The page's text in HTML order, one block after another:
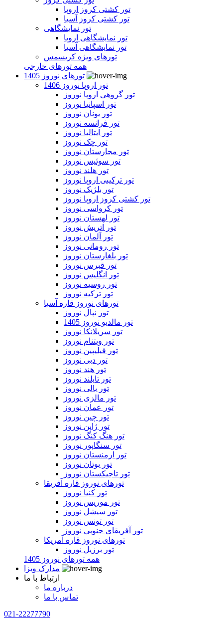
تور کشتی کروز اروپا
تور کشتی کروز آسیا
تور نمایشگاهی
تور نمایشگاهی اروپا
تور نمایشگاهی آسیا
تورهای ویژه کریسمس
همه تورهای خارجی
تورهای نوروز 1405
تور اروپا نوروز 1406
تور گروهی اروپا نوروز
تور اسپانیا نوروز
تور یونان نوروز
تور فرانسه نوروز
تور ایتالیا نوروز
تور چک نوروز
تور مجارستان نوروز
تور سوئیس نوروز
تور هلند نوروز
تور ترکیبی اروپا نوروز
تور بلژیک نوروز
تور کشتی کروز اروپا نوروز
تور کرواسی نوروز
تور لهستان نوروز
تور اتریش نوروز
تور آلمان نوروز
تور رومانی نوروز
تور بلغارستان نوروز
تور قبرس نوروز
تور انگلیس نوروز
تور روسیه نوروز
تور ترکیه نوروز
تورهای نوروز قاره آسیا
تور نپال نوروز
تور مالدیو نوروز 1405
تور سریلانکا نوروز
تور ویتنام نوروز
تور فیلیپین نوروز
تور دبی نوروز
تور هند نوروز
تور تایلند نوروز
تور بالی نوروز
تور مالزی نوروز
تور عمان نوروز
تور چین نوروز
تور ژاپن نوروز
تور هنگ کنگ نوروز
تور سنگاپور نوروز
تور ارمنستان نوروز
تور بوتان نوروز
تور تاجیکستان نوروز
تورهای نوروز قاره آفریقا
تور کنیا نوروز
تور موریس نوروز
تور سیشل نوروز
تور تونس نوروز
تور آفریقای جنوبی نوروز
تورهای نوروز قاره آمریکا
تور برزیل نوروز
همه تورهای نوروز 1405
مدارک ویزا
ارتباط با ما
درباره ما
تماس با ما
021-22277790